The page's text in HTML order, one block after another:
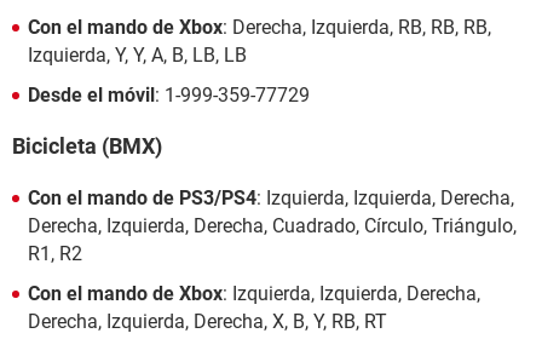
Con el mando de Xbox: Derecha, Izquierda, RB, RB, RB,
Izquierda, Y, Y, A, B, LB, LB
Desde el móvil: 1-999-359-77729
Bicicleta (BMX)
Con el mando de PS3/PS4: Izquierda, Izquierda, Derecha,
Derecha, Izquierda, Derecha, Cuadrado, Círculo, Triángulo,
R1, R2
Con el mando de Xbox: Izquierda, Izquierda, Derecha,
Derecha, Izquierda, Derecha, X, B, Y, RB, RT